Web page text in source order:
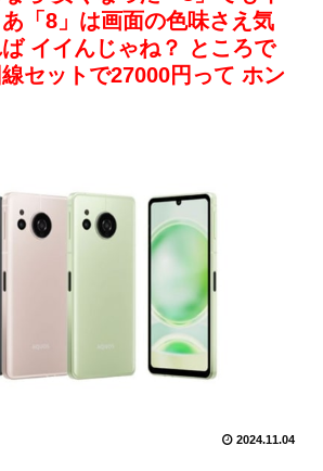
「8」は画面の色味さえ気
イイんじゃね？ ところで
セットで27000円って ホン
2024.11.04